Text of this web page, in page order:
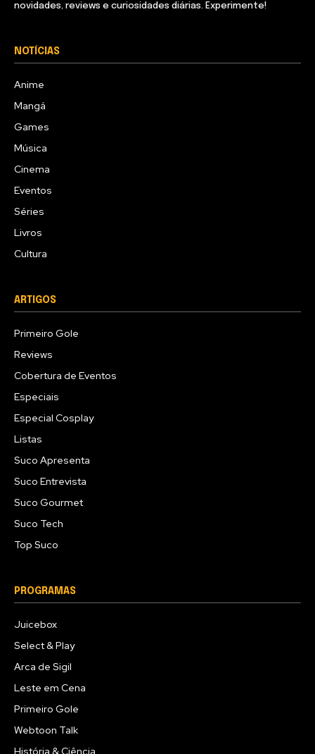
novidades, reviews e curiosidades diárias. Experimente!
NOTÍCIAS
Anime
Mangá
Games
Música
Cinema
Eventos
Séries
Livros
Cultura
ARTIGOS
Primeiro Gole
Reviews
Cobertura de Eventos
Especiais
Especial Cosplay
Listas
Suco Apresenta
Suco Entrevista
Suco Gourmet
Suco Tech
Top Suco
PROGRAMAS
Juicebox
Select & Play
Arca de Sigil
Leste em Cena
Primeiro Gole
Webtoon Talk
História & Ciência